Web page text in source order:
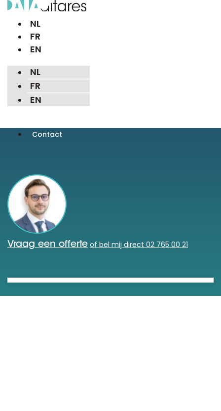
NL
FR
EN
NL
FR
EN
Contact
Vraag een offerte of bel mij direct 02 765 00 21